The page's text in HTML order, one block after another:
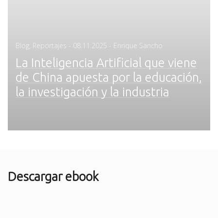
Blog Reportajes - Posted
08.11.2025 - Enrique Sancho
La Inteligencia Artificial que viene
de China apuesta por la educación,
la investigación y la industria
Descargar ebook